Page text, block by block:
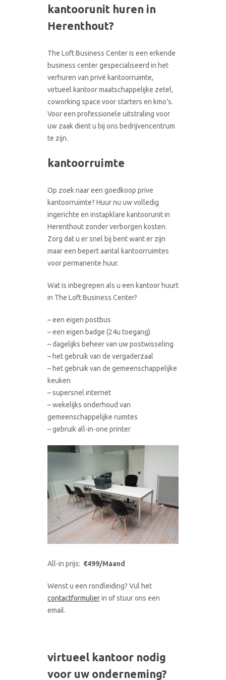
CONTACT
kantoorunit huren in
Herenthout?
The Loft Business Center is een erkende
business center gespecialiseerd in het
verhuren van privé kantoorruimte,
virtueel kantoor maatschappelijke zetel,
coworking space voor starters en kmo’s.
Voor een professionele uitstraling voor
uw zaak dient u bij ons bedrijvencentrum
te zijn.
kantoorruimte
Op zoek naar een goedkoop prive
kantoorruimte? Huur nu uw volledig
ingerichte en instapklare kantoorunit in
Herenthout zonder verborgen kosten.
Zorg dat u er snel bij bent want er zijn
maar een bepert aantal kantoorruimtes
voor permanente huur.
Wat is inbegrepen als u een kantoor huurt
in The Loft Business Center?
– een eigen postbus
– een eigen badge (24u toegang)
– dagelijks beheer van uw postwisseling
– het gebruik van de vergaderzaal
– het gebruik van de gemeenschappelijke
keuken
– supersnel internet
– wekelijks onderhoud van
gemeenschappelijke ruimtes
– gebruik all-in-one printer
All-in prijs: €499/Maand
Wenst u een rondleiding? Vul het
contactformulierin of stuur ons een
email.
virtueel kantoor nodig
voor uw onderneming?